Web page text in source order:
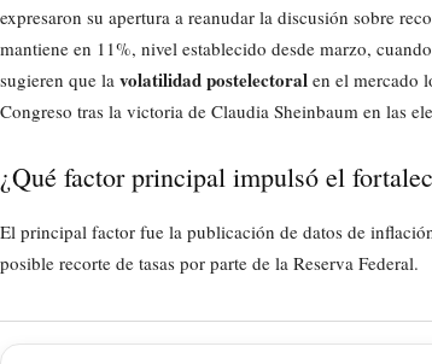
expresaron su apertura a reanudar la discusión sobre
mantiene en 11%, nivel establecido desde marzo,
sugieren que la volatilidad postelectoral en el mercado
Congreso tras la victoria de Claudia Sheinbaum en las
¿Qué factor principal impulsó el
El principal factor fue la publicación de datos de
posible recorte de tasas por parte de la Reserva Federal.